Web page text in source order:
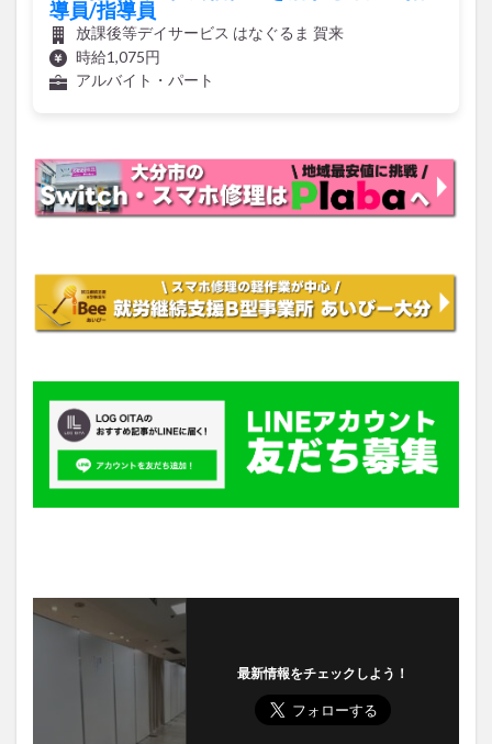
導員/指導員
放課後等デイサービス はなぐるま 賀来
時給1,075円
アルバイト・パート
最新情報をチェックしよう！